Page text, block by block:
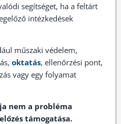
segítséget, ha a feltárt
intézkedések
műszaki védelem,
oktatás, ellenőrzési pont,
vagy egy folyamat
nem a probléma
támogatása.